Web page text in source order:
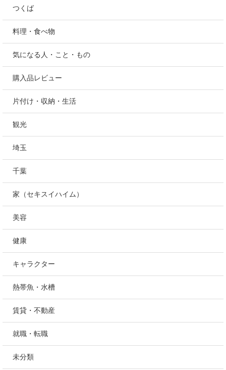
つくば
料理・食べ物
気になる人・こと・もの
購入品レビュー
片付け・収納・生活
観光
埼玉
千葉
家（セキスイハイム）
美容
健康
キャラクター
熱帯魚・水槽
賃貸・不動産
就職・転職
未分類